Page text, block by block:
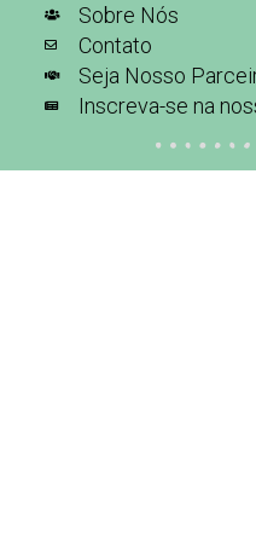
Sobre Nós
Contato
Seja Nosso
Inscreva-se na